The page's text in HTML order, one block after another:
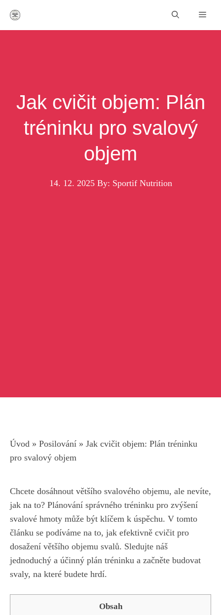
Jak cvičit objem: Plán
tréninku pro svalový
objem
14. 12. 2025 By: Sportif Nutrition
Úvod » Posilování » Jak cvičit objem: Plán tréninku
pro svalový objem
Chcete dosáhnout většího svalového objemu, ale nevíte,
jak na to? Plánování správného tréninku pro zvýšení
svalové hmoty může být klíčem k úspěchu. V tomto
článku se podíváme na to, jak efektivně cvičit pro
dosažení většího objemu svalů. Sledujte náš
jednoduchý a účinný plán tréninku a začněte budovat
svaly, na které budete hrdí.
Obsah